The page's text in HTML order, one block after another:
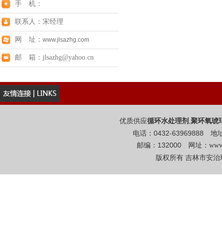
手 机：
联系人：宋经理
网 址： www.jlsazhg.com
邮 箱：jlsazhg@yahoo.cn
优质供应循环水处理剂 ,聚环氧琥
电话：0432-63969888 地
邮编：132000 网址：
版权所有 吉林市安